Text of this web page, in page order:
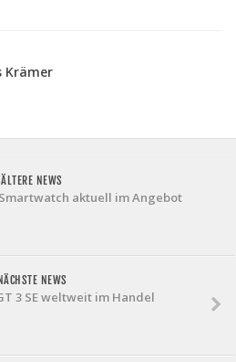
Krämer
ÄLTERE NEWS
aktuell im Angebot
NÄCHSTE NEWS
3 SE weltweit im Handel